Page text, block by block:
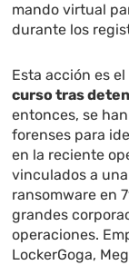
mando virtual
durante los
Esta acción es
curso tras
entonces, se
forenses para
en la reciente
vinculados a
ransomware en
grandes
operaciones.
LockerGoga,